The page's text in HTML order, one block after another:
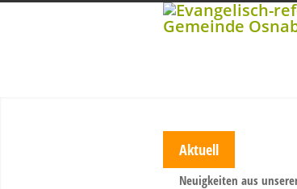
Aktuell
Neuigkeiten aus